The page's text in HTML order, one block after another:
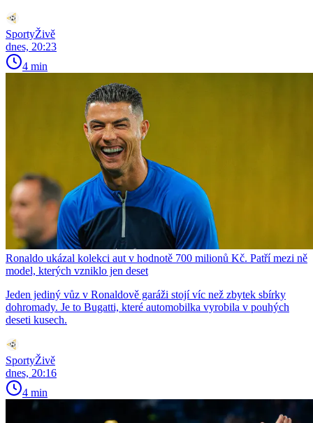
SportyŽivě
dnes, 20:23
4 min
Ronaldo ukázal kolekci aut v hodnotě 700 milionů Kč. Patří mezi ně
model, kterých vzniklo jen deset
Jeden jediný vůz v Ronaldově garáži stojí víc než zbytek sbírky
dohromady. Je to Bugatti, které automobilka vyrobila v pouhých
deseti kusech.
SportyŽivě
dnes, 20:16
4 min